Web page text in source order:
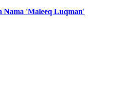
Nama 'Maleeq Luqman'